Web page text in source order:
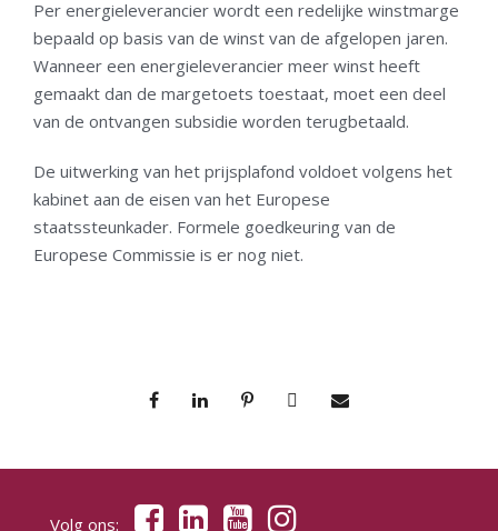
Per energieleverancier wordt een redelijke winstmarge
bepaald op basis van de winst van de afgelopen jaren.
Wanneer een energieleverancier meer winst heeft
gemaakt dan de margetoets toestaat, moet een deel
van de ontvangen subsidie worden terugbetaald.
De uitwerking van het prijsplafond voldoet volgens het
kabinet aan de eisen van het Europese
staatssteunkader. Formele goedkeuring van de
Europese Commissie is er nog niet.
Volg ons: